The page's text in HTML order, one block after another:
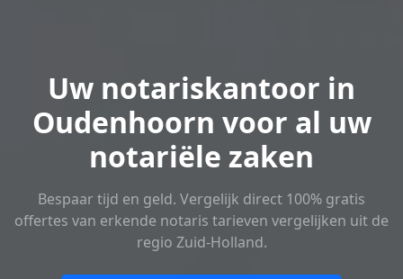
Uw notariskantoor in
Oudenhoorn voor al uw
notariële zaken
Bespaar tijd en geld. Vergelijk direct 100% gratis
offertes van erkende notaris tarieven vergelijken uit de
regio Zuid-Holland.